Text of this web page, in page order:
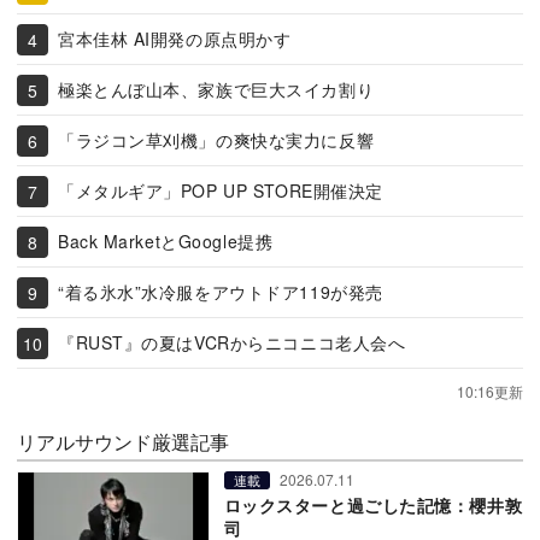
宮本佳林 AI開発の原点明かす
極楽とんぼ山本、家族で巨大スイカ割り
「ラジコン草刈機」の爽快な実力に反響
「メタルギア」POP UP STORE開催決定
Back MarketとGoogle提携
“着る氷水”水冷服をアウトドア119が発売
『RUST』の夏はVCRからニコニコ老人会へ
10:16更新
リアルサウンド厳選記事
連載 2026.07.11
ロックスターと過ごした記憶：櫻井敦
司